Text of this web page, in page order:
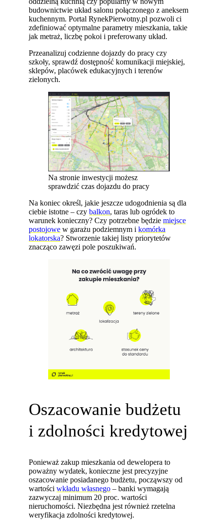
budownictwie układ salonu połączonego z aneksem
kuchennym. Portal RynekPierwotny.pl pozwoli ci
zdefiniować optymalne parametry mieszkania, takie
jak metraż, liczbę pokoi i preferowany układ.
Przeanalizuj codzienne dojazdy do pracy czy
szkoły, sprawdź dostępność komunikacji miejskiej,
sklepów, placówek edukacyjnych i terenów
zielonych.
Na stronie inwestycji możesz
sprawdzić czas dojazdu do pracy
Na koniec określ, jakie jeszcze udogodnienia są dla
ciebie istotne – czybalkon, taras lub ogródek to
warunek konieczny? Czy potrzebne będziemiejsce
postojowe w garażu podziemnym ikomórka
lokatorska? Stworzenie takiej listy priorytetów
znacząco zawęzi pole poszukiwań.
Oszacowanie budżetu
i zdolności kredytowej
Ponieważ zakup mieszkania od dewelopera to
poważny wydatek, konieczne jest precyzyjne
oszacowanie posiadanego budżetu, począwszy od
wartościwkładu własnego – banki wymagają
zazwyczaj minimum 20 proc. wartości
nieruchomości. Niezbędna jest również rzetelna
weryfikacja zdolności kredytowej.